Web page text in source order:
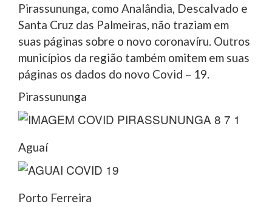
Pirassununga, como Analândia, Descalvado e
Santa Cruz das Palmeiras, não traziam em
suas páginas sobre o novo coronavíru. Outros
municípios da região também omitem em suas
páginas os dados do novo Covid – 19.
Pirassununga
Aguaí
Porto Ferreira